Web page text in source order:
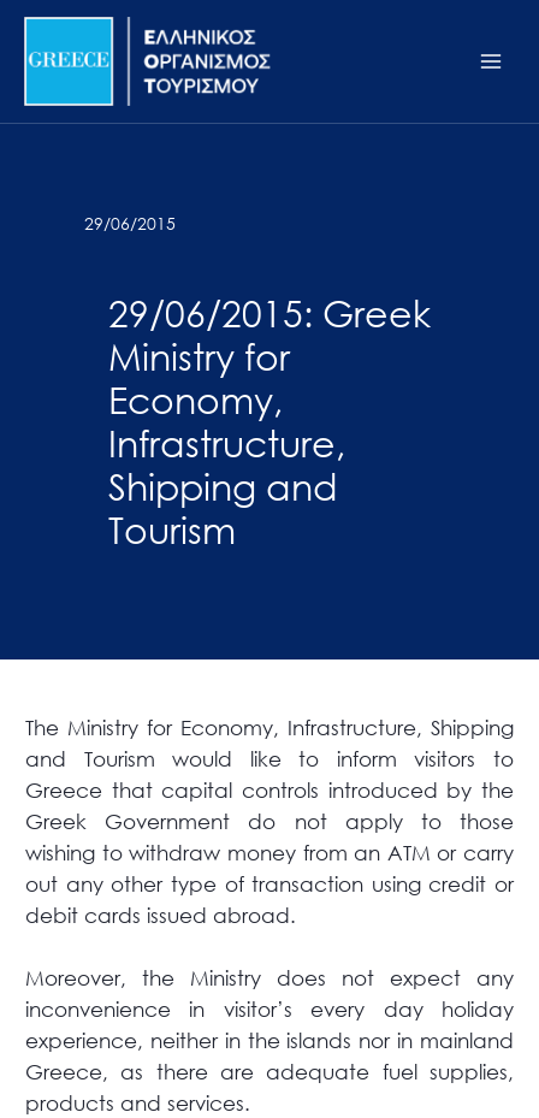
Σημείωση:
ιστότοπος
προσβασιμότητας.
Μετάβαση
περιεχόμενο
29/06/2015
29/06/2015: Greek
Ministry for
Economy,
Infrastructure,
Shipping and
Tourism
Τhe Ministry for Economy, Infrastructure, Shipping
and Tourism would like to inform visitors to
Greece that capital controls introduced by the
Greek Government do not apply to those
wishing to withdraw money from an ATM or carry
out any other type of transaction using credit or
debit cards issued abroad.
Moreover, the Ministry does not expect any
inconvenience in visitor’s every day holiday
experience, neither in the islands nor in mainland
Greece, as there are adequate fuel supplies,
products and services.